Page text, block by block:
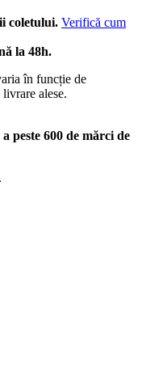
coletului. Verifică cum
la 48h.
în funcție de
alese.
peste 600 de mărci de